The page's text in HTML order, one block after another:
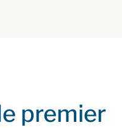
premier